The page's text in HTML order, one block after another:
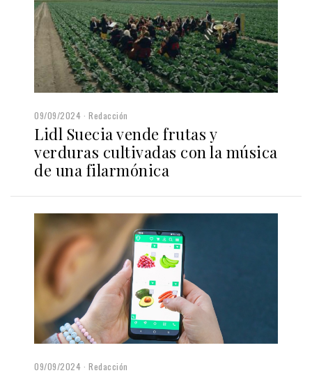
09/09/2024 Redacción
Lidl Suecia vende frutas y
verduras cultivadas con la música
de una filarmónica
09/09/2024 Redacción